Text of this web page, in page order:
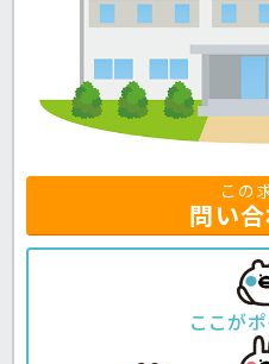
この
問い
ここが